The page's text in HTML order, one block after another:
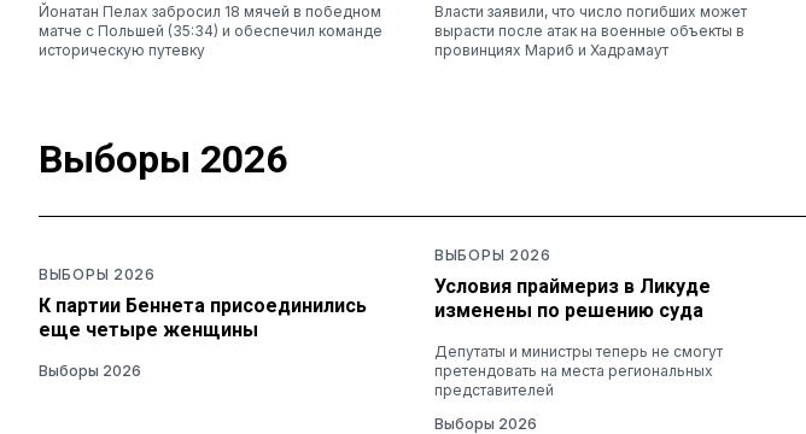
Йонатан Пелах забросил 18 мячей в победном
матче с Польшей (35:34) и обеспечил команде
историческую путевку
Власти заявили, что число погибших может
вырасти после атак на военные объекты в
провинциях Мариб и Хадрамаут
Выборы 2026
ВЫБОРЫ 2026
К партии Беннета присоединились
еще четыре женщины
Выборы 2026
ВЫБОРЫ 2026
Условия праймериз в Ликуде
изменены по решению суда
Депутаты и министры теперь не смогут
претендовать на места региональных
представителей
Выборы 2026